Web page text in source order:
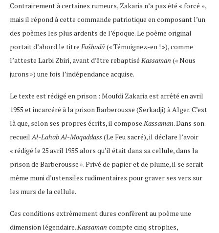
Contrairement à certaines rumeurs, Zakaria n’a pas été « forcé »,
mais il répond à cette commande patriotique en composant l’un
des poèmes les plus ardents de l’époque​. Le poème original
portait d’abord le titre Fašḥadū (« Témoignez-en ! »), comme
l’atteste Larbi Zbiri, avant d’être rebaptisé Kassaman (« Nous
jurons ») une fois l’indépendance acquise​.
Le texte est rédigé en prison : Moufdi Zakaria est arrêté en avril
1955 et incarcéré à la prison Barberousse (Serkadji) à Alger. C’est
là que, selon ses propres écrits, il compose Kassaman. Dans son
recueil Al-Lahab Al-Moqaddass(Le Feu sacré), il déclare l’avoir
« rédigé le 25 avril 1955 alors qu’il était dans sa cellule, dans la
prison de Barberousse ». Privé de papier et de plume, il se serait
même muni d’ustensiles rudimentaires pour graver ses vers sur
les murs de la cellule.
Ces conditions extrêmement dures confèrent au poème une
dimension légendaire. Kassaman compte cinq strophes,